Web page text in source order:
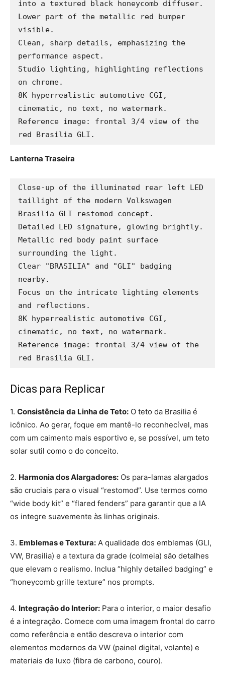
into a textured black honeycomb diffuser.
Lower part of the metallic red bumper
visible.
Clean, sharp details, emphasizing the
performance aspect.
Studio lighting, highlighting reflections
on chrome.
8K hyperrealistic automotive CGI,
cinematic, no text, no watermark.
Reference image: frontal 3/4 view of the
red Brasilia GLI.
Lanterna Traseira
Close-up of the illuminated rear left LED
taillight of the modern Volkswagen
Brasilia GLI restomod concept.
Detailed LED signature, glowing brightly.
Metallic red body paint surface
surrounding the light.
Clear "BRASILIA" and "GLI" badging
nearby.
Focus on the intricate lighting elements
and reflections.
8K hyperrealistic automotive CGI,
cinematic, no text, no watermark.
Reference image: frontal 3/4 view of the
red Brasilia GLI.
Dicas para Replicar
1. Consistência da Linha de Teto: O teto da Brasilia é
icônico. Ao gerar, foque em mantê-lo reconhecível, mas
com um caimento mais esportivo e, se possível, um teto
solar sutil como o do conceito.
2. Harmonia dos Alargadores: Os para-lamas alargados
são cruciais para o visual “restomod”. Use termos como
“wide body kit” e “flared fenders” para garantir que a IA
os integre suavemente às linhas originais.
3. Emblemas e Textura: A qualidade dos emblemas (GLI,
VW, Brasilia) e a textura da grade (colmeia) são detalhes
que elevam o realismo. Inclua “highly detailed badging” e
“honeycomb grille texture” nos prompts.
4. Integração do Interior: Para o interior, o maior desafio
é a integração. Comece com uma imagem frontal do carro
como referência e então descreva o interior com
elementos modernos da VW (painel digital, volante) e
materiais de luxo (fibra de carbono, couro).